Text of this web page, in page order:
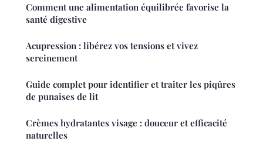
Comment une alimentation équilibrée favorise la
santé digestive
Acupression : libérez vos tensions et vivez
sereinement
Guide complet pour identifier et traiter les piqûres
de punaises de lit
Crèmes hydratantes visage : douceur et efficacité
naturelles